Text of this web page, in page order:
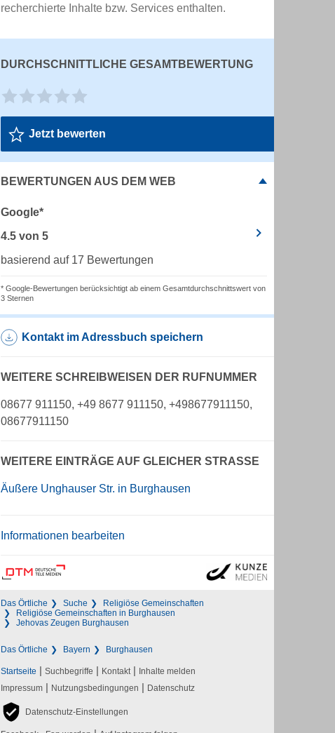
recherchierte Inhalte bzw. Services enthalten.
DURCHSCHNITTLICHE GESAMTBEWERTUNG
Jetzt bewerten
BEWERTUNGEN AUS DEM WEB
Google*
4.5 von 5
basierend auf 17 Bewertungen
* Google-Bewertungen berücksichtigt ab einem Gesamtdurchschnittswert von
3 Sternen
Kontakt im Adressbuch speichern
WEITERE SCHREIBWEISEN DER RUFNUMMER
08677 911150, +49 8677 911150, +498677911150,
08677911150
WEITERE EINTRÄGE AUF GLEICHER STRASSE
Äußere Unghauser Str. in Burghausen
Informationen bearbeiten
Das Örtliche Suche
Religiöse Gemeinschaften
Religiöse Gemeinschaften in Burghausen
Jehovas Zeugen Burghausen
Das Örtliche Bayern Burghausen
Startseite | Suchbegriffe | Kontakt | Inhalte melden
Impressum | Nutzungsbedingungen | Datenschutz
Datenschutz-Einstellungen